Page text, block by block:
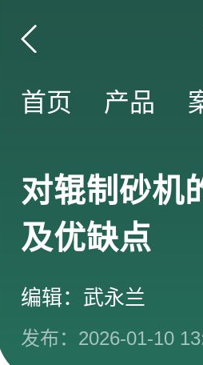
首页 产品
对辊制砂机
及优缺点
编辑：武永兰
发布：2026-01-10